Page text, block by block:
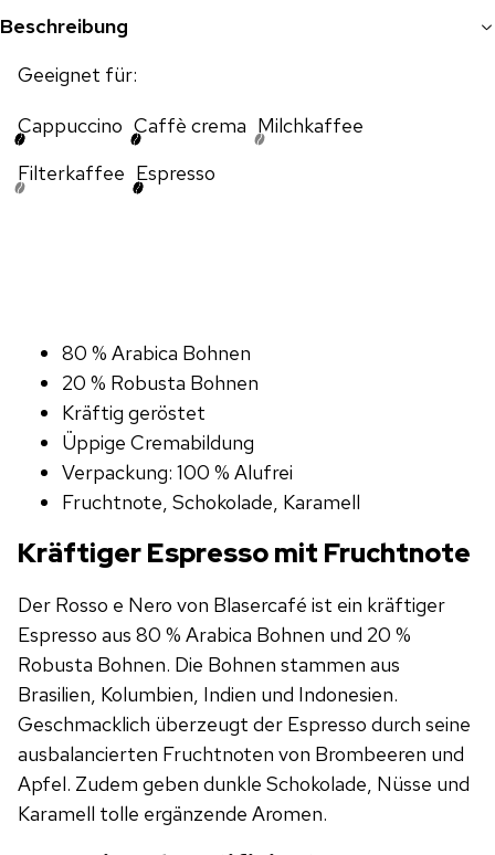
Beschreibung
Geeignet für:
Cappuccino Caffè crema Milchkaffee
Filterkaffee Espresso
80 % Arabica Bohnen
20 % Robusta Bohnen
Kräftig geröstet
Üppige Cremabildung
Verpackung: 100 % Alufrei
Fruchtnote, Schokolade, Karamell
Kräftiger Espresso mit Fruchtnote
Der Rosso e Nero von Blasercafé ist ein kräftiger
Espresso aus 80 % Arabica Bohnen und 20 %
Robusta Bohnen. Die Bohnen stammen aus
Brasilien, Kolumbien, Indien und Indonesien.
Geschmacklich überzeugt der Espresso durch seine
ausbalancierten Fruchtnoten von Brombeeren und
Apfel. Zudem geben dunkle Schokolade, Nüsse und
Karamell tolle ergänzende Aromen.